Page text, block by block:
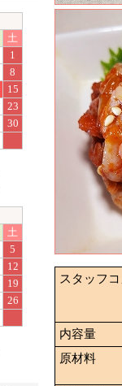
土
1
8
15
23
30
土
5
12
19
26
スタッフ
内容量
原材料